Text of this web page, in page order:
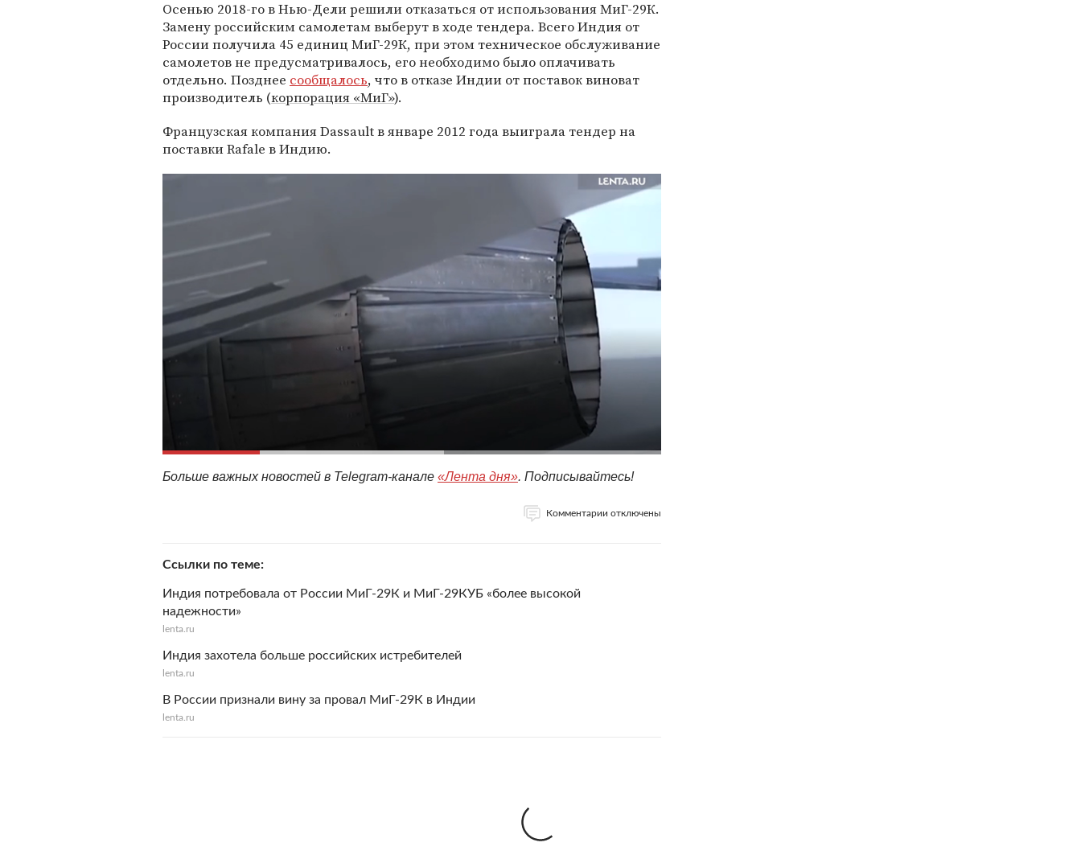
Осенью 2018-го в Нью-Дели решили отказаться от использования МиГ-29К.
Замену российским самолетам выберут в ходе тендера. Всего Индия от
России получила 45 единиц МиГ-29К, при этом техническое обслуживание
самолетов не предусматривалось, его необходимо было оплачивать
отдельно. Позднее сообщалось, что в отказе Индии от поставок виноват
производитель (корпорация «МиГ»).
Французская компания Dassault в январе 2012 года выиграла тендер на
поставки Rafale в Индию.
Больше важных новостей в Telegram-канале «Лента дня». Подписывайтесь!
Комментарии отключены
Ссылки по теме
Индия потребовала от России МиГ-29К и МиГ-29КУБ «более высокой
надежности»
lenta.ru
Индия захотела больше российских истребителей
lenta.ru
В России признали вину за провал МиГ-29К в Индии
lenta.ru